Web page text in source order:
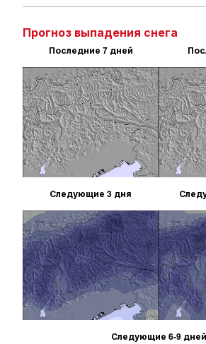
Прогноз выпадения снега
Последние 7 дней
Следующие 3 дня
Следующие 6-9 дней